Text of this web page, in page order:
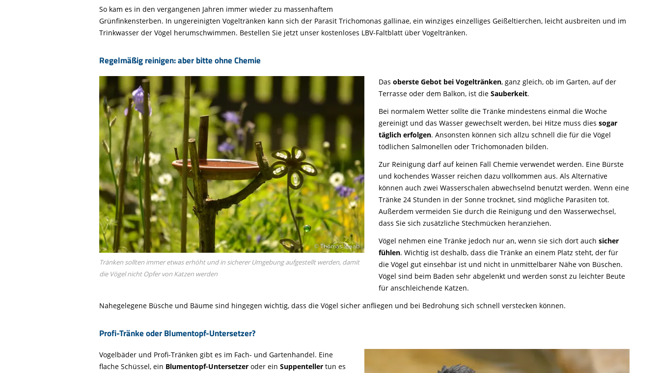
So kam es in den vergangenen Jahren immer wieder zu massenhaftem
Grünfinkensterben. In ungereinigten Vogeltränken kann sich der Parasit Trichomonas gallinae, ein winziges einzelliges Geißeltierchen, leicht ausbreiten und im
Trinkwasser der Vögel herumschwimmen. Bestellen Sie jetzt unser kostenloses LBV-Faltblatt über Vogeltränken.
Regelmäßig reinigen: aber bitte ohne Chemie
© Thomas Staab
Tränken sollten immer etwas erhöht und in sicherer Umgebung aufgestellt werden, damit
die Vögel nicht Opfer von Katzen werden
Das oberste Gebot bei Vogeltränken, ganz gleich, ob im Garten, auf der
Terrasse oder dem Balkon, ist die Sauberkeit.
Bei normalem Wetter sollte die Tränke mindestens einmal die Woche
gereinigt und das Wasser gewechselt werden, bei Hitze muss dies sogar
täglich erfolgen. Ansonsten können sich allzu schnell die für die Vögel
tödlichen Salmonellen oder Trichomonaden bilden.
Zur Reinigung darf auf keinen Fall Chemie verwendet werden. Eine Bürste
und kochendes Wasser reichen dazu vollkommen aus. Als Alternative
können auch zwei Wasserschalen abwechselnd benutzt werden. Wenn eine
Tränke 24 Stunden in der Sonne trocknet, sind mögliche Parasiten tot.
Außerdem vermeiden Sie durch die Reinigung und den Wasserwechsel,
dass Sie sich zusätzliche Stechmücken heranziehen.
Vögel nehmen eine Tränke jedoch nur an, wenn sie sich dort auch sicher
fühlen. Wichtig ist deshalb, dass die Tränke an einem Platz steht, der für
die Vögel gut einsehbar ist und nicht in unmittelbarer Nähe von Büschen.
Vögel sind beim Baden sehr abgelenkt und werden sonst zu leichter Beute
für anschleichende Katzen.
Nahegelegene Büsche und Bäume sind hingegen wichtig, dass die Vögel sicher anfliegen und bei Bedrohung sich schnell verstecken können.
Profi-Tränke oder Blumentopf-Untersetzer?
Vogelbäder und Profi-Tränken gibt es im Fach- und Gartenhandel. Eine
flache Schüssel, ein Blumentopf-Untersetzer oder ein Suppenteller tun es